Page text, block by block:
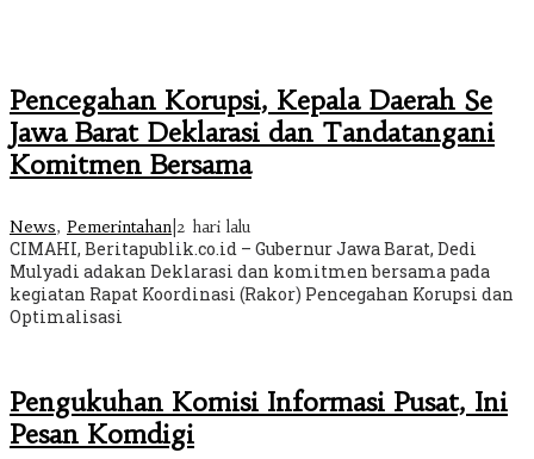
Pencegahan Korupsi, Kepala Daerah Se
Jawa Barat Deklarasi dan Tandatangani
Komitmen Bersama
News, Pemerintahan 2 hari lalu
CIMAHI, Beritapublik.co.id – Gubernur Jawa Barat, Dedi
Mulyadi adakan Deklarasi dan komitmen bersama pada
kegiatan Rapat Koordinasi (Rakor) Pencegahan Korupsi dan
Optimalisasi
Pengukuhan Komisi Informasi Pusat, Ini
Pesan Komdigi